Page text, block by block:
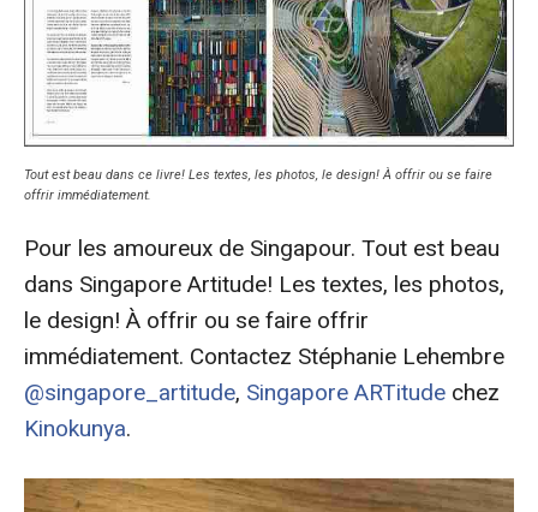
Tout est beau dans ce livre! Les textes, les photos, le design! À offrir ou se faire
offrir immédiatement.
Pour les amoureux de Singapour. Tout est beau
dans Singapore Artitude! Les textes, les photos,
le design! À offrir ou se faire offrir
immédiatement. Contactez Stéphanie Lehembre
@singapore_artitude, Singapore ARTitude chez
Kinokunya.